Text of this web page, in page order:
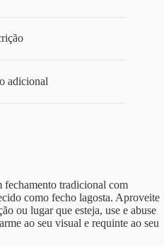
adicional
fechamento tradicional com
como fecho lagosta. Aproveite
ou lugar que esteja, use e abuse
ao seu visual e requinte ao seu